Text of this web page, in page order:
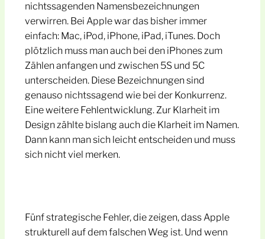
nichtssagenden Namensbezeichnungen
verwirren. Bei Apple war das bisher immer
einfach: Mac, iPod, iPhone, iPad, iTunes. Doch
plötzlich muss man auch bei den iPhones zum
Zählen anfangen und zwischen 5S und 5C
unterscheiden. Diese Bezeichnungen sind
genauso nichtssagend wie bei der Konkurrenz.
Eine weitere Fehlentwicklung. Zur Klarheit im
Design zählte bislang auch die Klarheit im Namen.
Dann kann man sich leicht entscheiden und muss
sich nicht viel merken.
Fünf strategische Fehler, die zeigen, dass Apple
strukturell auf dem falschen Weg ist. Und wenn